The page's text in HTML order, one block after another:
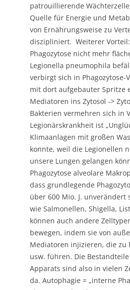
patrouillierende
Quelle für Energie und
von Ernährungsweise zu
diszipliniert. Weiterer
Phagozytose nicht mehr
Legionella pneumophila
verbirgt sich in
mit dort aufgebauter Spritze
Mediatoren ins Zytosol ->
Bakterien vermehren sich in
Legionärskrankheit ist
Klimaanlagen mit großen
konnte, weil die Legionellen
unsere Lungen gelangen
Phagozytose alveolare
dass grundlegende
über 600 Mio. J. unverändert
wie Salmonellen, Shigella,
können auch andere
bewegen, indem sie von
Mediatoren injizieren, die zu
usw. führen. Die Bestandteile
Apparats sind also in vielen
da. Autophagie = „interne